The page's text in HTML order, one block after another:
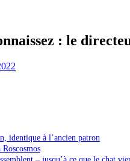
: le
identique à l’ancien patron